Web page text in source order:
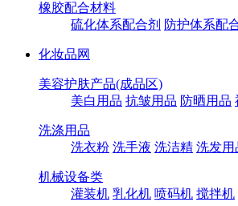
橡胶配合材料
硫化体系配合剂 防护体系配
化妆品网
美容护肤产品(成品区)
美白用品 抗皱用品 防晒用品
洗涤用品
洗衣粉 洗手液 洗洁精 洗发用
机械设备类
灌装机 乳化机 喷码机 搅拌机